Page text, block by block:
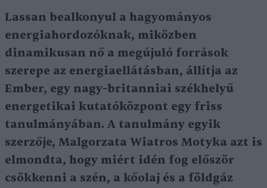
Lassan bealkonyul a hagyományos
energiahordozóknak, miközben
dinamikusan nő a megújuló források
szerepe az energiaellátásban, állítja az
Ember, egy nagy-britanniai székhelyű
energetikai kutatóközpont egy friss
tanulmányában. A tanulmány egyik
szerzője, Malgorzata Wiatros Motyka azt is
elmondta, hogy miért idén fog először
csökkenni a szén, a kőolaj és a földgáz